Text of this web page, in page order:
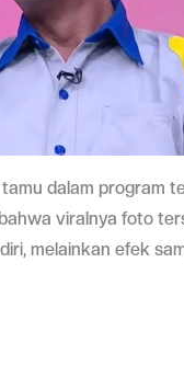
dalam program
viralnya foto
melainkan efek